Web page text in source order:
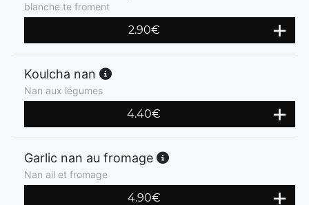
blanche te froment
2.90€
Koulcha nan
Nan aux légumes
4.40€
Garlic nan au fromage
Nan ail et fromage
4.90€